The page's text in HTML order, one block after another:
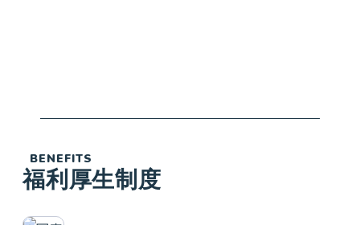
BENEFITS
福利厚生制度